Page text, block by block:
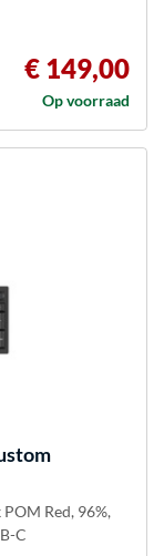
€ 149,00
Op voorraad
Red, 96%,
C